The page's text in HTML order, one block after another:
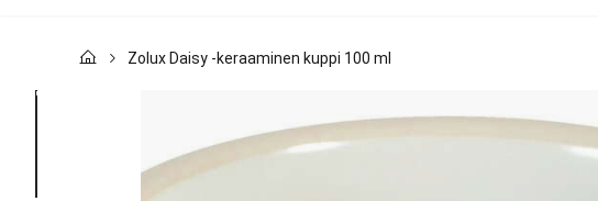
Kissat
Zolux Daisy -keraaminen kuppi 100 ml